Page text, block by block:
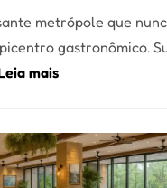
metrópole que
gastronômico.
mais:
Melhores
Restaurantes